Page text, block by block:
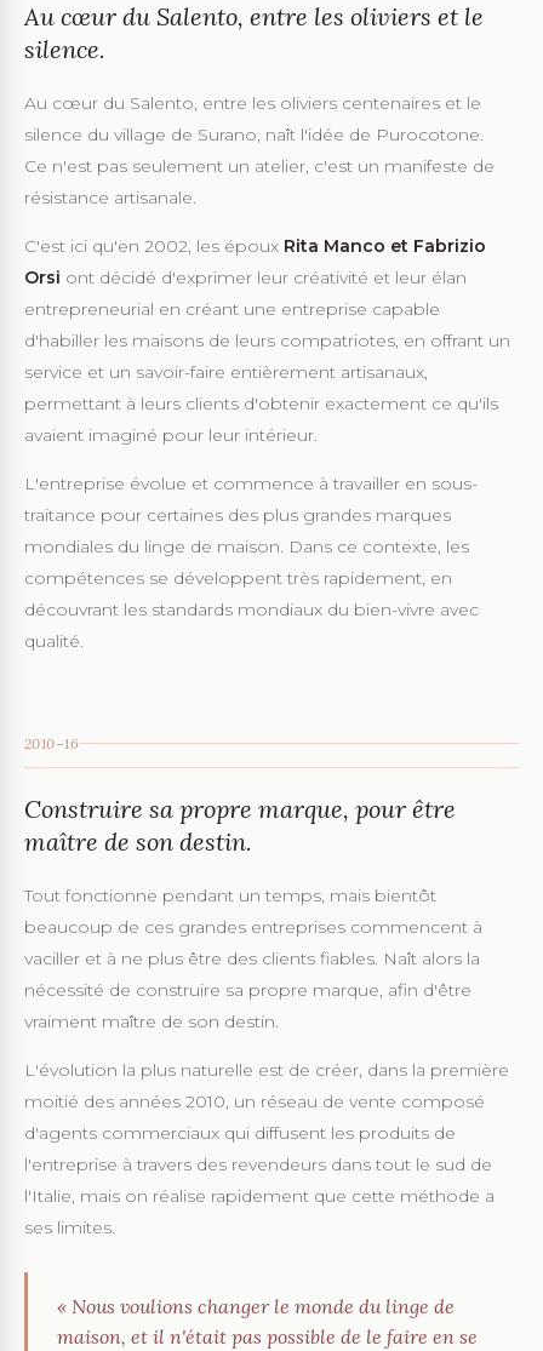
Au cœur du Salento, entre les oliviers et le
silence.
Au cœur du Salento, entre les oliviers centenaires et le
silence du village de Surano, naît l'idée de Purocotone.
Ce n'est pas seulement un atelier, c'est un manifeste de
résistance artisanale.
C'est ici qu'en 2002, les époux Rita Manco et Fabrizio
Orsi ont décidé d'exprimer leur créativité et leur élan
entrepreneurial en créant une entreprise capable
d'habiller les maisons de leurs compatriotes, en offrant un
service et un savoir-faire entièrement artisanaux,
permettant à leurs clients d'obtenir exactement ce qu'ils
avaient imaginé pour leur intérieur.
L'entreprise évolue et commence à travailler en sous-
traitance pour certaines des plus grandes marques
mondiales du linge de maison. Dans ce contexte, les
compétences se développent très rapidement, en
découvrant les standards mondiaux du bien-vivre avec
qualité.
2010–16
Construire sa propre marque, pour être
maître de son destin.
Tout fonctionne pendant un temps, mais bientôt
beaucoup de ces grandes entreprises commencent à
vaciller et à ne plus être des clients fiables. Naît alors la
nécessité de construire sa propre marque, afin d'être
vraiment maître de son destin.
L'évolution la plus naturelle est de créer, dans la première
moitié des années 2010, un réseau de vente composé
d'agents commerciaux qui diffusent les produits de
l'entreprise à travers des revendeurs dans tout le sud de
l'Italie, mais on réalise rapidement que cette méthode a
ses limites.
« Nous voulions changer le monde du linge de
maison, et il n'était pas possible de le faire en se